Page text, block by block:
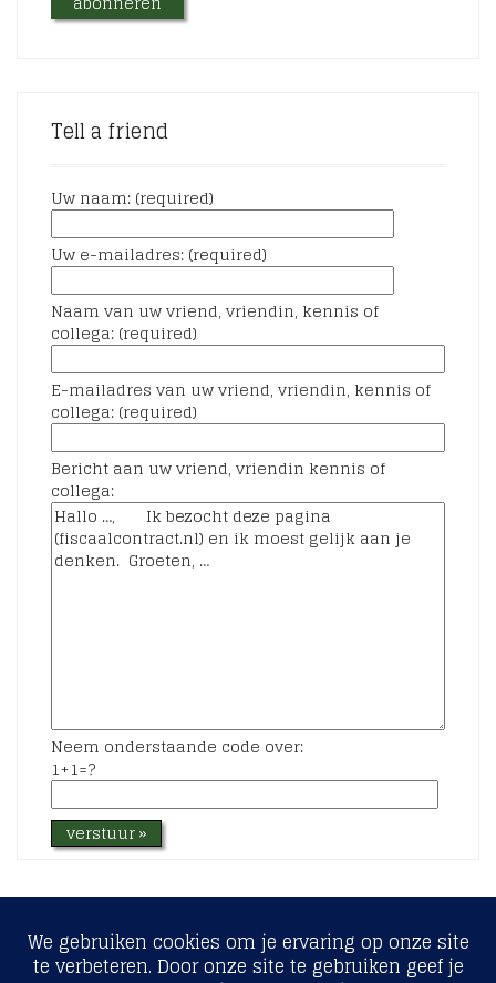
Tell a friend
Uw naam: (required)
Uw e-mailadres: (required)
Naam van uw vriend, vriendin, kennis of
collega: (required)
E-mailadres van uw vriend, vriendin, kennis of
collega: (required)
Bericht aan uw vriend, vriendin kennis of
collega:
Neem onderstaande code over:
1+1=?